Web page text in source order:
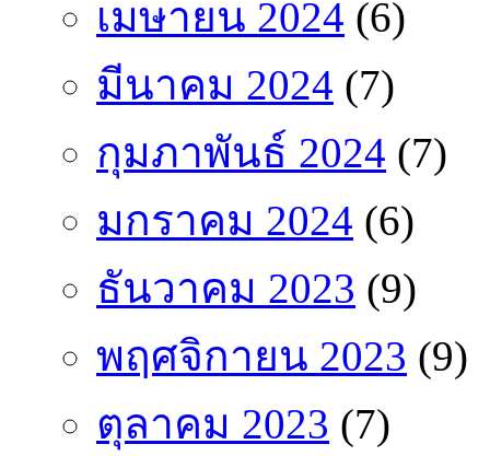
เมษายน 2024 (6)
มีนาคม 2024 (7)
กุมภาพันธ์ 2024 (7)
มกราคม 2024 (6)
ธันวาคม 2023 (9)
พฤศจิกายน 2023 (9)
ตุลาคม 2023 (7)